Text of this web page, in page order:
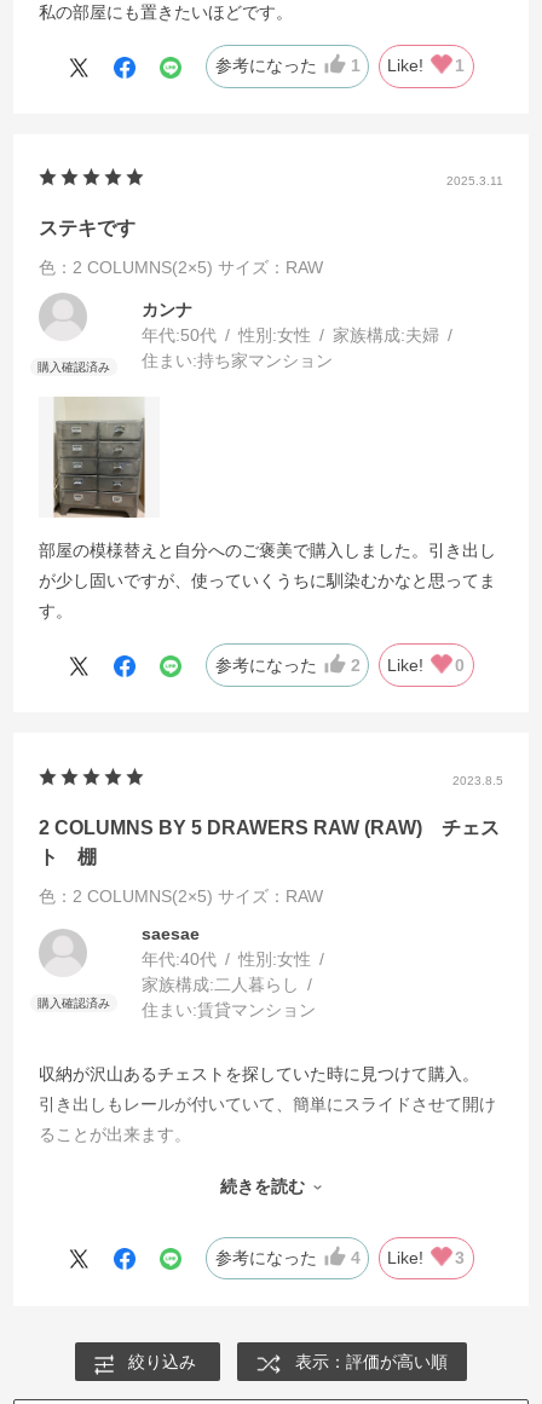
私の部屋にも置きたいほどです。
参考になった 1 Like! 1
2025.3.11
ステキです
色：2 COLUMNS(2×5) サイズ：RAW
カンナ
年代:50代 性別:女性 家族構成:夫婦
住まい:持ち家マンション
部屋の模様替えと自分へのご褒美で購入しました。引き出し
が少し固いですが、使っていくうちに馴染むかなと思ってま
す。
参考になった 2 Like! 0
2023.8.5
2 COLUMNS BY 5 DRAWERS RAW (RAW) チェス
ト 棚
色：2 COLUMNS(2×5) サイズ：RAW
saesae
年代:40代 性別:女性
家族構成:二人暮らし
住まい:賃貸マンション
収納が沢山あるチェストを探していた時に見つけて購入。
引き出しもレールが付いていて、簡単にスライドさせて開け
ることが出来ます。
どんな家具にも合うので気に入っています。
続きを読む
参考になった 4 Like! 3
絞り込み 表示：評価が高い順